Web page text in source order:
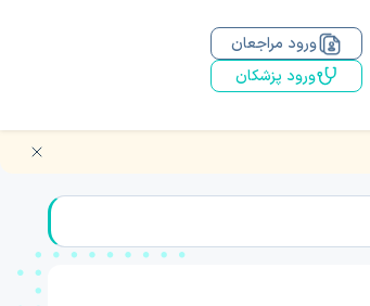
ورود مراجعان
ورود پزشکان